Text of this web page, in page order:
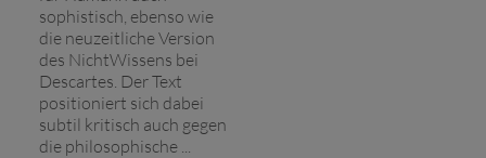
sophistisch, ebenso wie
die neuzeitliche Version
des Nicht­Wissens bei
Descartes. Der Text
positioniert sich dabei
subtil kritisch auch gegen
die philosophische ...